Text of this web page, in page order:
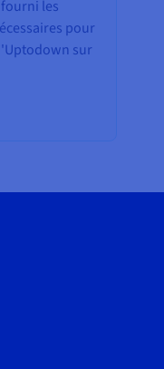
les
pour
sur